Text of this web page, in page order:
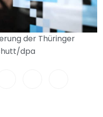
der Thüringer
dpa